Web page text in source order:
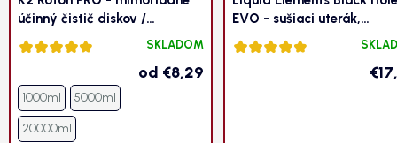
účinný čistič diskov /
odstraňovač vzdušnej hrdze z
laku
Priemerné
je
4,9
z 5
SKLADOM
od €8,29
1000ml 5000ml
20000ml
EVO - sušiaci uterák,
50x80cm, 1400GSM
Priemerné